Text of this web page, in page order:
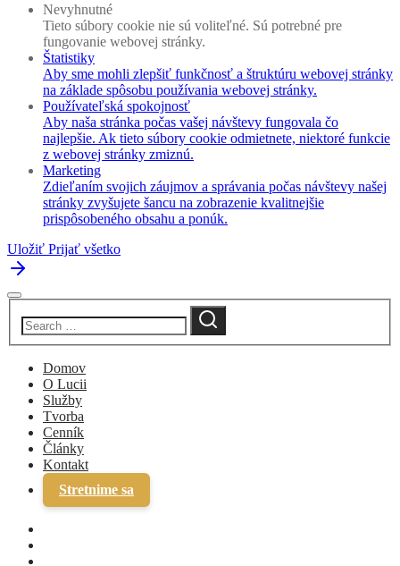
Nevyhnutné
Tieto súbory cookie nie sú voliteľné. Sú potrebné pre
fungovanie webovej stránky.
Štatistiky
Aby sme mohli zlepšiť funkčnosť a štruktúru webovej stránky
na základe spôsobu používania webovej stránky.
Používateľská spokojnosť
Aby naša stránka počas vašej návštevy fungovala čo
najlepšie. Ak tieto súbory cookie odmietnete, niektoré funkcie
z webovej stránky zmiznú.
Marketing
Zdieľaním svojich záujmov a správania počas návštevy našej
stránky zvyšujete šancu na zobrazenie kvalitnejšie
prispôsobeného obsahu a ponúk.
Uložiť Prijať všetko
Domov
O Lucii
Služby
Tvorba
Cenník
Články
Kontakt
Stretnime sa